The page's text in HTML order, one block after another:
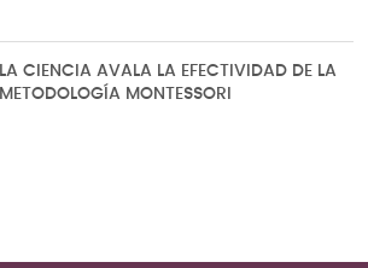
LA CIENCIA AVALA LA EFECTIVIDAD DE LA
METODOLOGÍA MONTESSORI